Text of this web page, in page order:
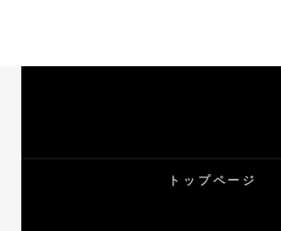
トップページ